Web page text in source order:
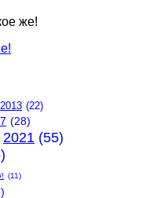
же!
2013 (22)
(28)
2021 (55)
(11)